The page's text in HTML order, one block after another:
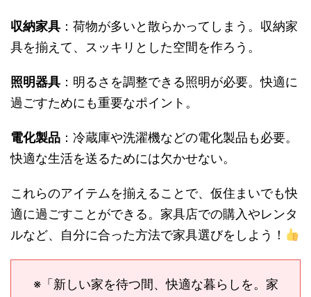
収納家具 ：荷物が多いと散らかってしまう。収納家
具を揃えて、スッキリとした空間を作ろう。
照明器具 ：明るさを調整できる照明が必要。快適に
過ごすためにも重要なポイント。
電化製品 ：冷蔵庫や洗濯機などの電化製品も必要。
快適な生活を送るためには欠かせない。
これらのアイテムを揃えることで、仮住まいでも快
適に過ごすことができる。家具店での購入やレンタ
ルなど、自分に合った方法で家具選びをしよう！
※「新しい家を待つ間、快適な暮らしを。家